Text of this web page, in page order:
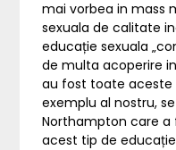
mai vorbea in mass
sexuala de calitate
educație sexuala
de multa acoperire
au fost toate aceste
exemplu al nostru,
Northampton care
acest tip de